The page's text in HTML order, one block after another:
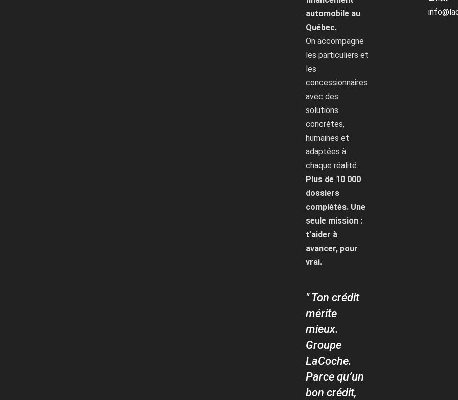
automobile au
Québec.
On accompagne
les particuliers et
les
concessionnaires
avec des
solutions
concrètes,
humaines et
adaptées à
chaque réalité.
Plus de 10 000
dossiers
complétés. Une
seule mission :
t’aider à
avancer, pour
vrai.
" Ton crédit
mérite
mieux.
Groupe
LaCoche.
Parce qu’un
bon crédit,